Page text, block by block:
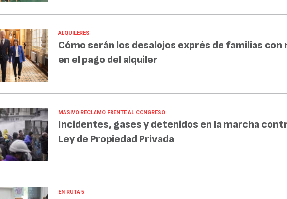
ALQUILERES
Cómo serán los desalojos exprés de familias con
en el pago del alquiler
MASIVO RECLAMO FRENTE AL CONGRESO
Incidentes, gases y detenidos en la marcha
Ley de Propiedad Privada
EN RUTA 5